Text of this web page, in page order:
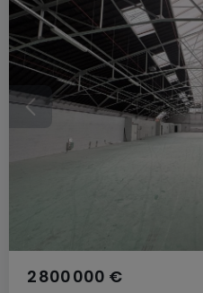
2 800 000 €